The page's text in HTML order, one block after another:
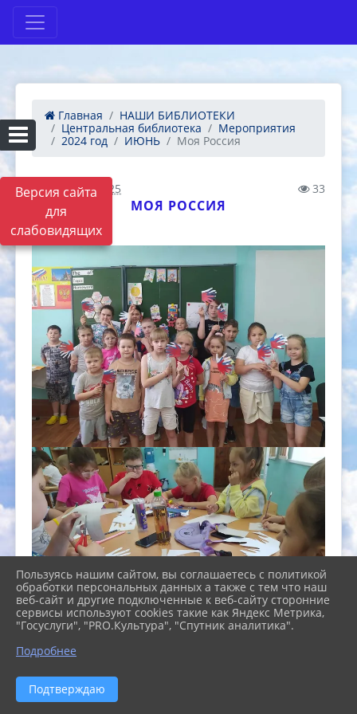
Версия сайта
для
слабовидящих
Главная
НАШИ БИБЛИОТЕКИ
Центральная библиотека
Мероприятия
2024 год
ИЮНЬ Моя Россия
15.06.2024 09:25 33
МОЯ РОССИЯ
Пользуясь нашим сайтом, вы соглашаетесь с политикой
обработки персональных данных а также с тем что наш
веб-сайт и другие подключенные к веб-сайту сторонние
сервисы используют cookies такие как Яндекс Метрика,
"Госуслуги", "PRO.Культура", "Спутник аналитика".
Подробнее
Подтверждаю